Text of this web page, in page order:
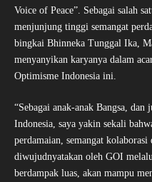
Voice of Peace”. Sebagai salah
menjunjung tinggi semangat
bingkai Bhinneka Tunggal Ika,
menyanyikan karyanya dalam
Optimisme Indonesia ini.
“Sebagai anak-anak Bangsa, dan
Indonesia, saya yakin sekali
perdamaian, semangat
diwujudnyatakan oleh GOI
berdampak luas, akan mampu